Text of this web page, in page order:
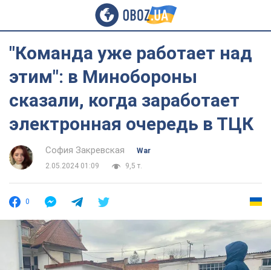
"Команда уже работает над
этим": в Минобороны
сказали, когда заработает
электронная очередь в ТЦК
София Закревская
War
2.05.2024 01:09
9,5 т.
0